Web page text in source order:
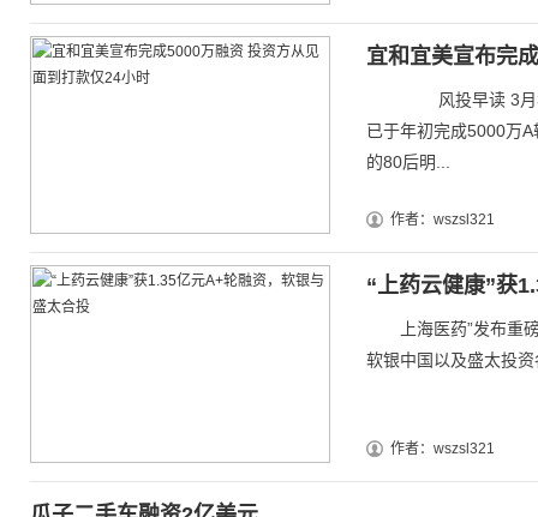
宜和宜美宣布完
风投早读 3月30日
已于年初完成5000万
的80后明...
作者：wszsl321
“上药云健康”获
上海医药”发布重磅
软银中国以及盛太投
作者：wszsl321